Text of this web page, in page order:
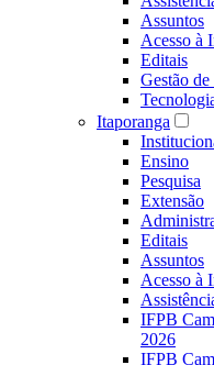
Assuntos
Acesso à
Editais
Gestão de
Itaporanga
Ensino
Pesquisa
Extensão
Editais
Assuntos
Acesso à
IFPB
2026
IFPB